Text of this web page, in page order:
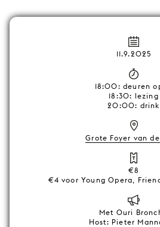
11.9.2025
18:00: deuren
18:30: lezing
20:00: drink
Grote Foyer van
€8
€4 voor Young Opera,
Met Ouri
Host: Pieter